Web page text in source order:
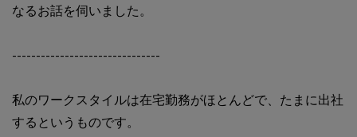
なるお話を伺いました。
-------------------------------
私のワークスタイルは在宅勤務がほとんどで、たまに出社
するというものです。